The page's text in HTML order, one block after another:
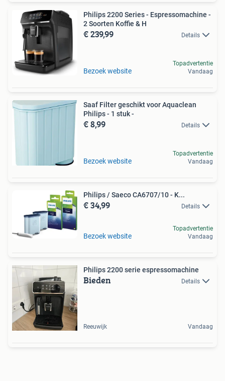
Philips 2200 Series - Espressomachine -
2 Soorten Koffie & H
€ 239,99 Details
Bezoek website
Topadvertentie
Vandaag
Saaf Filter geschikt voor Aquaclean
Philips - 1 stuk -
€ 8,99 Details
Bezoek website
Topadvertentie
Vandaag
Philips / Saeco CA6707/10 - K...
€ 34,99 Details
Bezoek website
Topadvertentie
Vandaag
Philips 2200 serie espressomachine
Bieden Details
Reeuwijk Vandaag